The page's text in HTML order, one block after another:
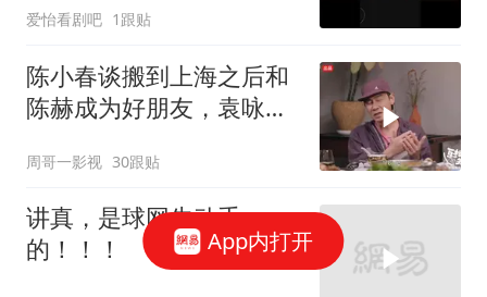
爱怡看剧吧 1跟贴
陈小春谈搬到上海之后和
陈赫成为好朋友，袁咏仪
周哥一影视 30跟贴
讲真，是球网先动手
的！！！
App内打开